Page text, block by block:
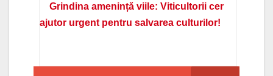
Grindina amenință viile: Viticultorii cer
ajutor urgent pentru salvarea culturilor!